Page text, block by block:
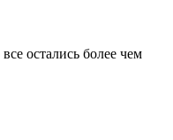
остались более чем